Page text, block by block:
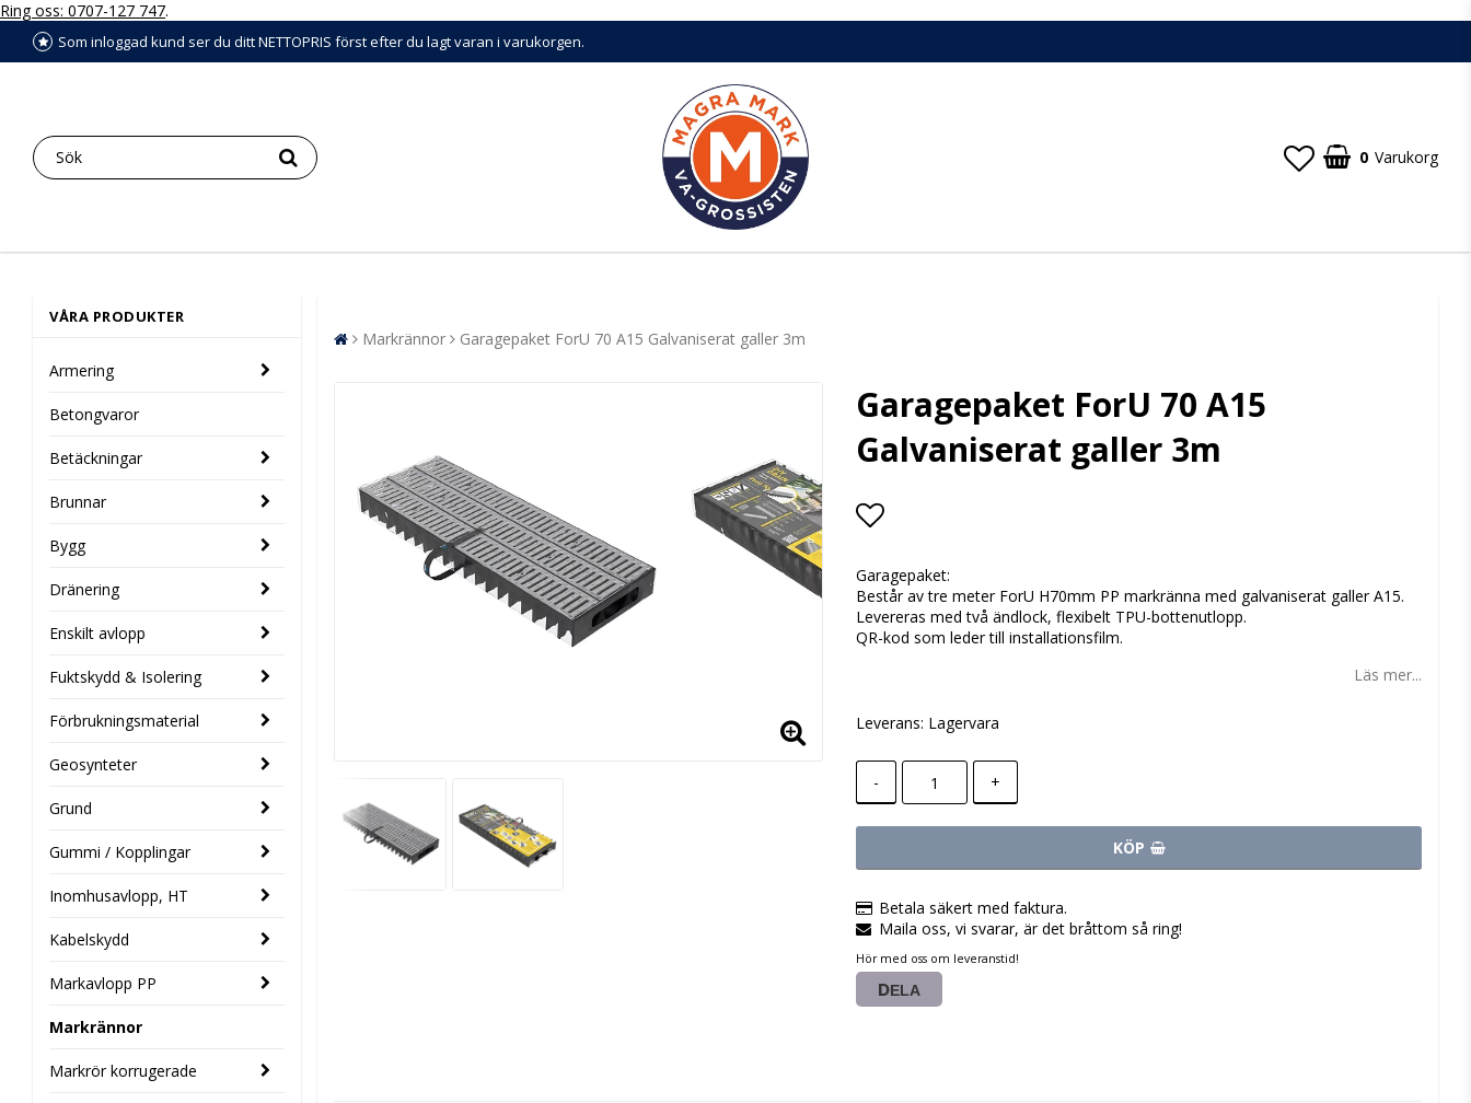
Ring oss: 0707-127 747.
Som inloggad kund ser du ditt NETTOPRIS först efter du lagt varan i varukorgen.
0 Varukorg
VÅRA PRODUKTER
Armering
Betongvaror
Betäckningar
Brunnar
Bygg
Dränering
Enskilt avlopp
Fuktskydd & Isolering
Förbrukningsmaterial
Geosynteter
Grund
Gummi / Kopplingar
Inomhusavlopp, HT
Kabelskydd
Markavlopp PP
Markrännor
Markrör korrugerade
Markrännor Garagepaket ForU 70 A15 Galvaniserat galler 3m
Garagepaket ForU 70 A15
Galvaniserat galler 3m
Lägg till i favoritlistan
Garagepaket:
Består av tre meter ForU H70mm PP markränna med galvaniserat galler A15.
Levereras med två ändlock, flexibelt TPU-bottenutlopp.
QR-kod som leder till installationsfilm.
Läs mer...
Leverans: Lagervara
- +
KÖP
Betala säkert med faktura.
Maila oss, vi svarar, är det bråttom så ring!
Hör med oss om leveranstid!
DELA